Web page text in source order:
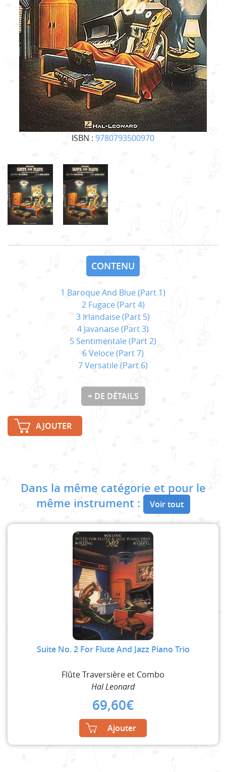
ISBN : 9780793500970
CONTENU
1 Baroque And Blue (Part 1)
2 Fugace (Part 4)
3 Irlandaise (Part 5)
4 Javanaise (Part 3)
5 Sentimentale (Part 2)
6 Veloce (Part 7)
7 Versatile (Part 6)
+ DE DÉTAILS
AJOUTER
Dans la même catégorie et pour le
même instrument :
Voir tout
Suite No. 2 For Flute And Jazz Piano Trio
Flûte Traversière et Combo
Hal Leonard
69,60€
Ajouter